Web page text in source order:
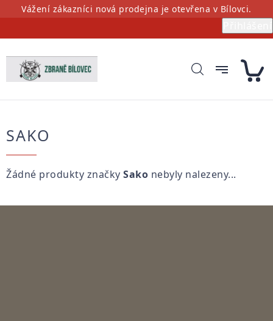
PřejítVážení zákazníci nová prodejna je otevřena v Bílovci.
SAKO
Žádné produkty značky Sako nebyly nalezeny...